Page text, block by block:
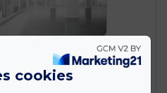
cookies